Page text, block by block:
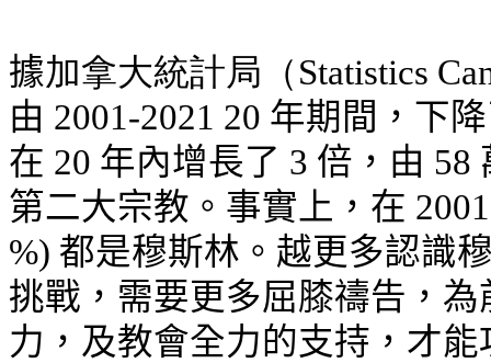
據加拿大統計局（Statistics
由 2001-2021 20 年期間，下
在 20 年內增長了 3 倍，由
第二大宗教 。事實上，在
%) 都是穆斯林 。越更多認識
挑戰，需要更多屈膝禱告，
力，及教會全力的支持，才